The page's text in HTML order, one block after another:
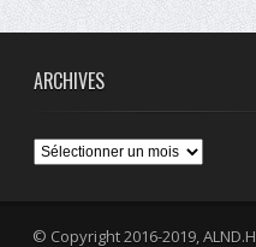
ARCHIVES
Archives
© Copyright 2016-2019,